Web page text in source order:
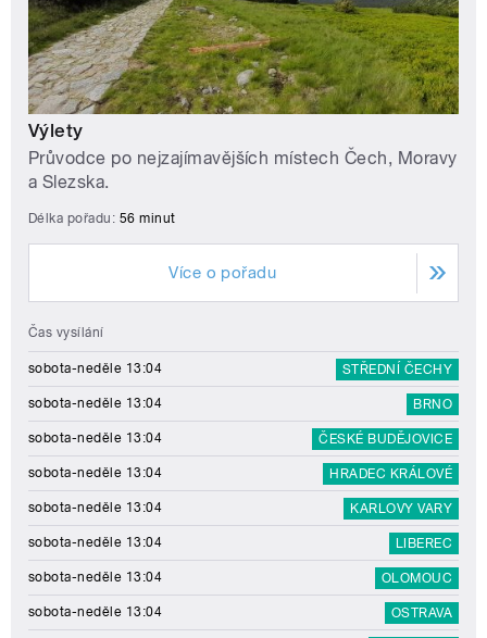
Výlety
Průvodce po nejzajímavějších místech Čech, Moravy
a Slezska.
Délka pořadu: 56 minut
Více o pořadu
Čas vysílání
sobota-neděle 13:04 STŘEDNÍ ČECHY
sobota-neděle 13:04 BRNO
sobota-neděle 13:04 ČESKÉ BUDĚJOVICE
sobota-neděle 13:04 HRADEC KRÁLOVÉ
sobota-neděle 13:04 KARLOVY VARY
sobota-neděle 13:04 LIBEREC
sobota-neděle 13:04 OLOMOUC
sobota-neděle 13:04 OSTRAVA